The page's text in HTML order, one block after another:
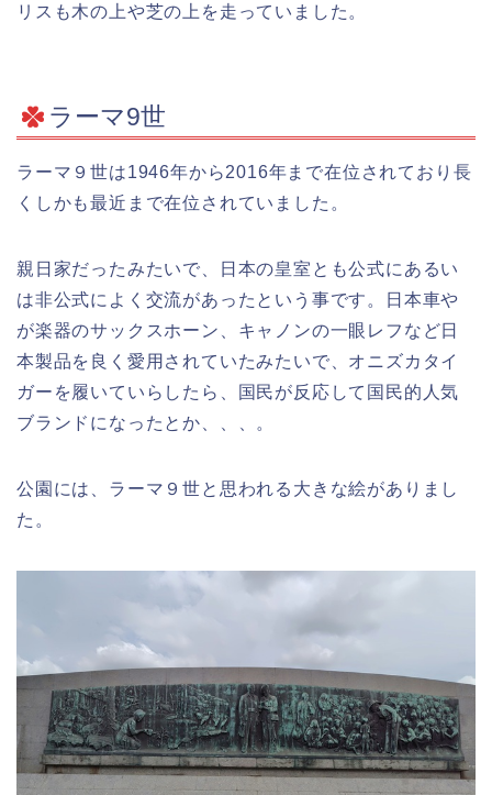
リスも木の上や芝の上を走っていました。
ラーマ9世
ラーマ９世は1946年から2016年まで在位されており長
くしかも最近まで在位されていました。
親日家だったみたいで、日本の皇室とも公式にあるい
は非公式によく交流があったという事です。日本車や
が楽器のサックスホーン、キャノンの一眼レフなど日
本製品を良く愛用されていたみたいで、オニズカタイ
ガーを履いていらしたら、国民が反応して国民的人気
ブランドになったとか、、、。
公園には、ラーマ９世と思われる大きな絵がありまし
た。